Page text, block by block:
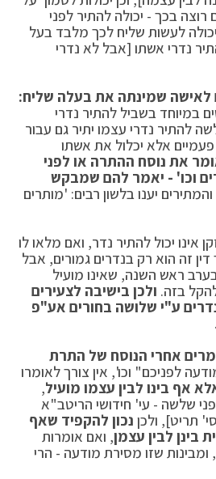
בכך - יכולה להתיר לפני
לעשות שליח לכך מלבד בעל
נדרי אשתו [אבל לא נדרי
לאישה שמינתה את בעלה שליח:
במיוחד בשביל להתיר נדרי
להתיר נדרי עצמו יתיר גם עבור
אלא יכלול את אשתו
את נוסח ההתרה או לפני
וכו' - יאמר להם שמבקש
יענו בלשון רבים: 'מותרים
אינו יכול להתיר נדר, ואם מלאו לו
זה הוא רק בנדרים גמורים, אבל
ראש השנה, שאינו מועיל
בזה. ולכן בישיבה לצעירים
ע"י שלושה בחורים אע"פ
.
אחרי הנוסח של התרת
לפניכם" וכו', אין צורך לאומרו
אף בינו לבין עצמו מועיל,
שלשה - עי' חידושי הריטב"א
תריט], ולכן נכון להקפיד שאף
בינן לבין עצמן, ואם אומרות
שזו מסירת מודעה - הרי